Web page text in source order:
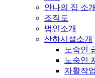
안나의 집 소개
조직도
법인소개
산하시설소개
노숙인
노숙인
자활작